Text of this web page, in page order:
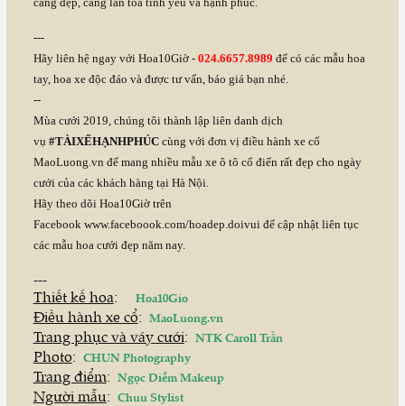
---
Hãy liên hệ ngay với Hoa10Giờ - 024.6657.8989 để có các mẫu hoa
tay, hoa xe độc đáo và được tư vấn, báo giá bạn nhé.
--
Mùa cưới 2019, chúng tôi thành lập liên danh dịch
vụ #TÀIXẾHẠNHPHÚCcùng với đơn vị điều hành xe cổ
MaoLuong.vn để mang nhiều mẫu xe ô tô cổ điển rất đẹp cho ngày
cưới của các khách hàng tại Hà Nội.
Hãy theo dõi Hoa10Giờ trên
Facebook www.faceboook.com/hoadep.doivui để cập nhật liên tục
các mẫu hoa cưới đẹp năm nay.
---
Thiết kế hoa: Hoa10Gio
Điều hành xe cổ: MaoLuong.vn
Trang phục và váy cưới: NTK Caroll Trần
Photo: CHUN Photography
Trang điểm: Ngọc Diễm Makeup
Người mẫu: Chuu Stylist